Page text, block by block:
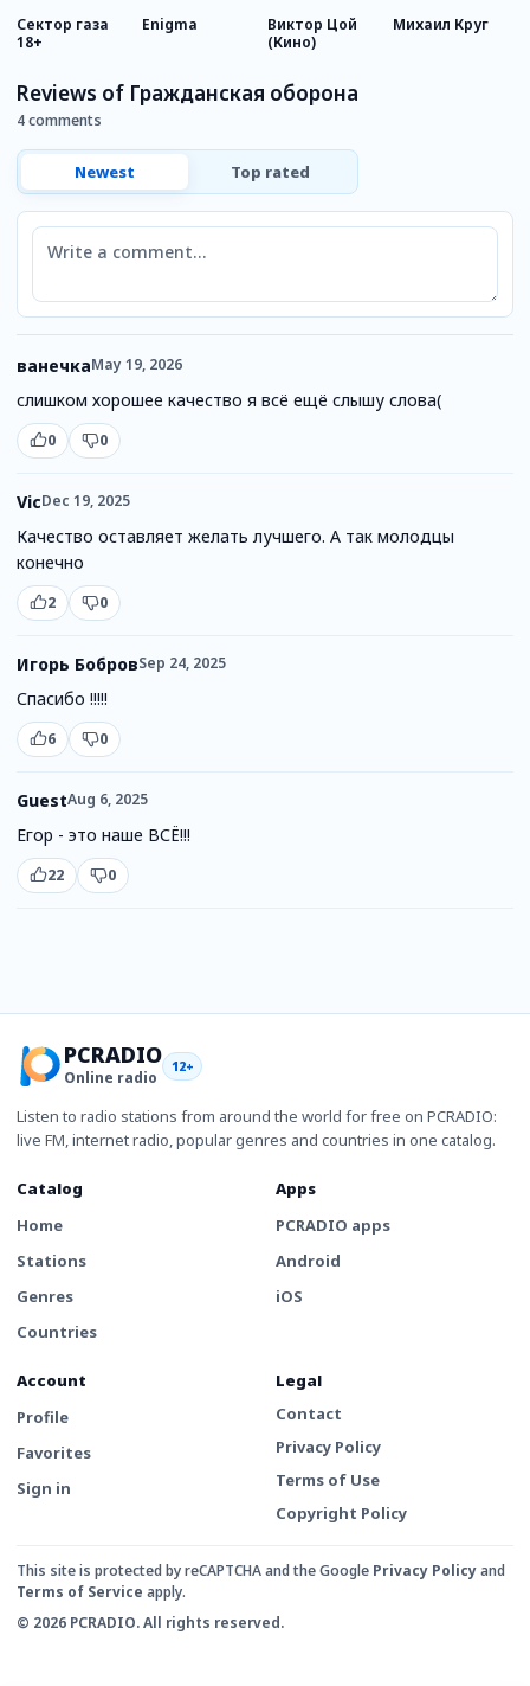
Сектор газа
18+
Enigma
Виктор Цой
(Кино)
Михаил Круг
Reviews of Гражданская оборона
4 comments
Newest Top rated
Comment
ванечкаMay 19, 2026
слишком хорошее качество я всё ещё слышу слова(
0 0
VicDec 19, 2025
Качество оставляет желать лучшего. А так молодцы
конечно
2 0
Игорь БобровSep 24, 2025
Спасибо !!!!!
6 0
GuestAug 6, 2025
Егор - это наше ВСЁ!!!
22 0
PCRADIO
Online radio
12+
Listen to radio stations from around the world for free on PCRADIO:
live FM, internet radio, popular genres and countries in one catalog.
Catalog
Home
Stations
Genres
Countries
Apps
PCRADIO apps
Android
iOS
Account
Profile
Favorites
Sign in
Legal
Contact
Privacy Policy
Terms of Use
Copyright Policy
This site is protected by reCAPTCHA and the Google Privacy Policyand
Terms of Service apply.
© 2026 PCRADIO. All rights reserved.